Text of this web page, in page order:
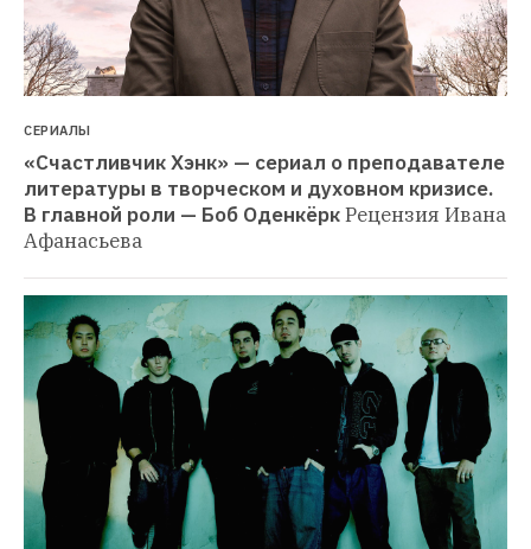
СЕРИАЛЫ
«Счастливчик Хэнк» — сериал о преподавателе
литературы в творческом и духовном кризисе.
В главной роли — Боб ОденкёркРецензия Ивана
Афанасьева